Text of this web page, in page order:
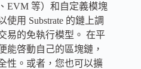
EVM 等）和自定義模塊
用 Substrate 的鏈上調
易的免執行模型。 在平
能啓動自己的區塊鏈，
性。或者，您也可以擴